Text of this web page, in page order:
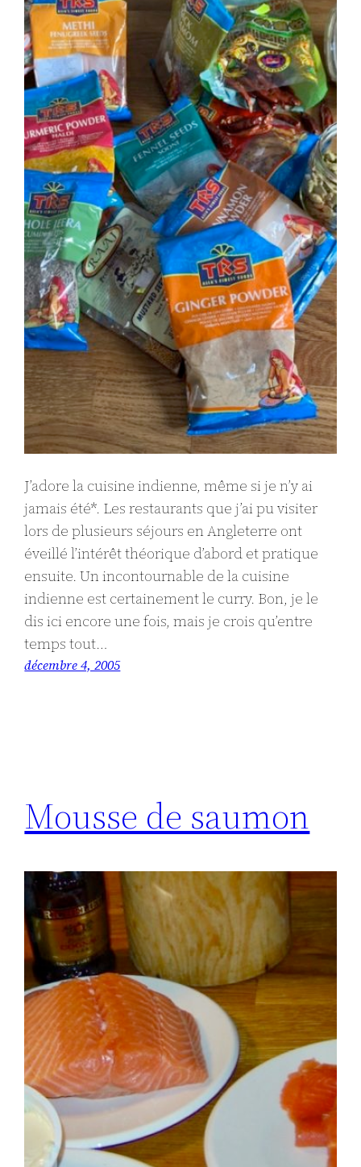
J’adore la cuisine indienne, même si je n’y ai
jamais été*. Les restaurants que j’ai pu visiter
lors de plusieurs séjours en Angleterre ont
éveillé l’intérêt théorique d’abord et pratique
ensuite. Un incontournable de la cuisine
indienne est certainement le curry. Bon, je le
dis ici encore une fois, mais je crois qu’entre
temps tout…
décembre 4, 2005
Mousse de saumon